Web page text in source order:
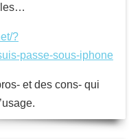
?
passe-sous-iphone
et des cons- qui